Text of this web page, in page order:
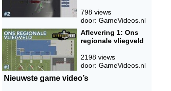
798 views
door: GameVideos.nl
Aflevering 1: Ons
regionale vliegveld
2198 views
door: GameVideos.nl
Nieuwste game video’s